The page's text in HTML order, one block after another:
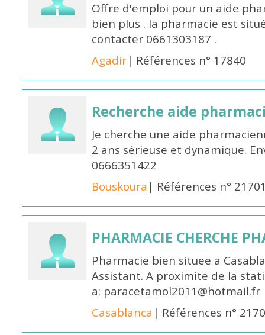
Offre d'emploi pour un aide
bien plus . la pharmacie est
contacter 0661303187 .
Agadir| Références n° 17840
Recherche aide
Je cherche une aide
2 ans sérieuse et dynamique.
0666351422
Bouskoura | Références n°
PHARMACIE CHERCHE
Pharmacie bien situee a
Assistant. A proximite de la
a: paracetamol2011@hotmail.fr
Casablanca | Références n°